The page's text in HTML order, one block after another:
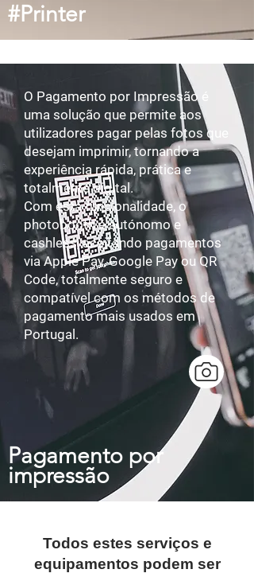
#Printer
O Pagamento por Impressão é
uma solução que permite aos
utilizadores pagar pelas fotos que
desejam imprimir, tornando a
experiência rápida, prática e
totalmente digital.
Com esta funcionalidade, o
photobooth é autónomo e
cashless, aceitando pagamentos
via Apple Pay, Google Pay ou QR
Code, totalmente seguro e
compatível com os métodos de
pagamento mais usados em
Portugal.
Pagamento por
impressão
Todos estes serviços e
equipamentos podem ser